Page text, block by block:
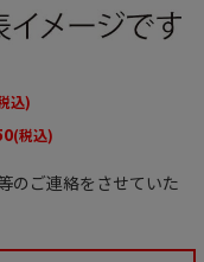
込)
(税込)
のご連絡をさせていた